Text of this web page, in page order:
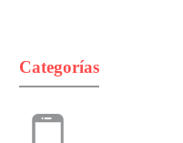
Categorías